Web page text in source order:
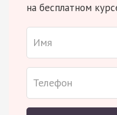
на бесплатном